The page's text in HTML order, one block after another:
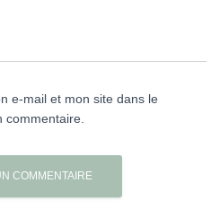
e-mail et mon site dans le
commentaire.